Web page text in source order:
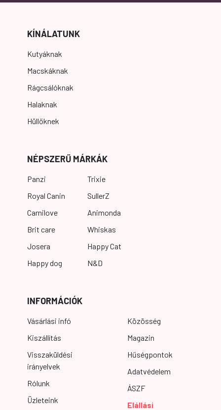
KÍNÁLATUNK
Kutyáknak
Macskáknak
Rágcsálóknak
Halaknak
Hüllőknek
NÉPSZERŰ MÁRKÁK
Panzi
Royal Canin
Carnilove
Brit care
Josera
Happy dog
Trixie
SullerZ
Animonda
Whiskas
Happy Cat
N&D
INFORMÁCIÓK
Vásárlási infó
Kiszállítás
Visszaküldési
irányelvek
Rólunk
Üzleteink
Közösség
Magazin
Hűségpontok
Adatvédelem
ÁSZF
Elállási